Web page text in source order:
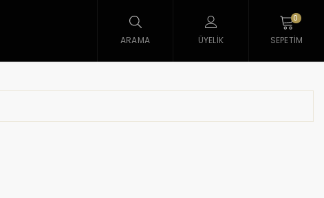
ARAMA ÜYELIK
0
SEPETIM